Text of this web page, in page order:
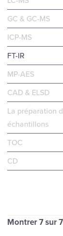
GC & GC-MS
ICP-MS
FT-IR
MP-AES
CAD & ELSD
La préparation
échantillons
TOC
CD
Montrer7sur